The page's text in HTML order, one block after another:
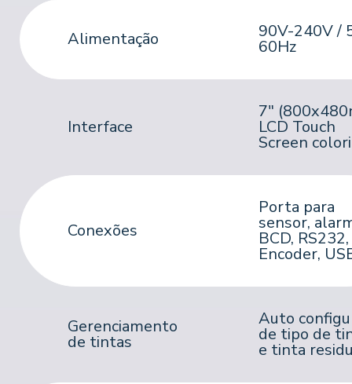
Alimentação 90V-240V /
60Hz
Interface
7"
LCD Touch
Screen
Conexões
Porta para
sensor,
BCD, RS232,
Encoder,
Gerenciamento
de tintas
Auto
de tipo de
e tinta